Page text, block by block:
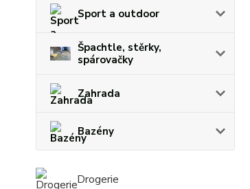
Sport a outdoor
Špachtle, stěrky,
spárovačky
Zahrada
Bazény
Drogerie